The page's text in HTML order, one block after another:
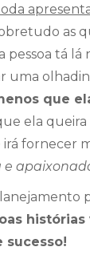
as
pessoa tá
uma
que
ela
fornecer
sucesso!